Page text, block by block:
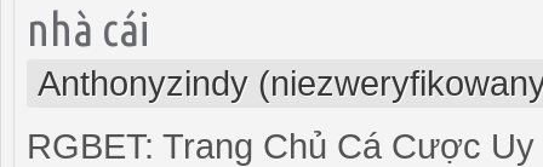
nhà cái
Anthonyzindy
RGBET: Trang Chủ Cá Cược